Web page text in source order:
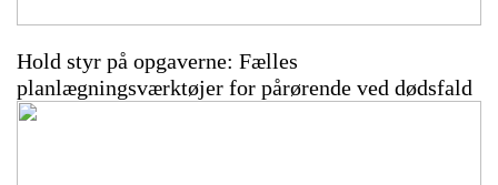
Hold styr på opgaverne: Fælles
planlægningsværktøjer for pårørende ved dødsfald